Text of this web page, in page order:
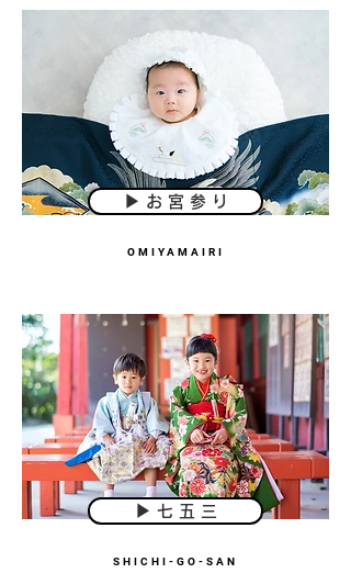
▶︎ お 宮 参 り
OMIYAMAIRI
▶︎ 七 五 三
SHICHI-GO-SAN